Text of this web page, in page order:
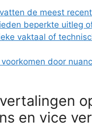
de meest
beperkte uitleg
vaktaal of
door
en vice